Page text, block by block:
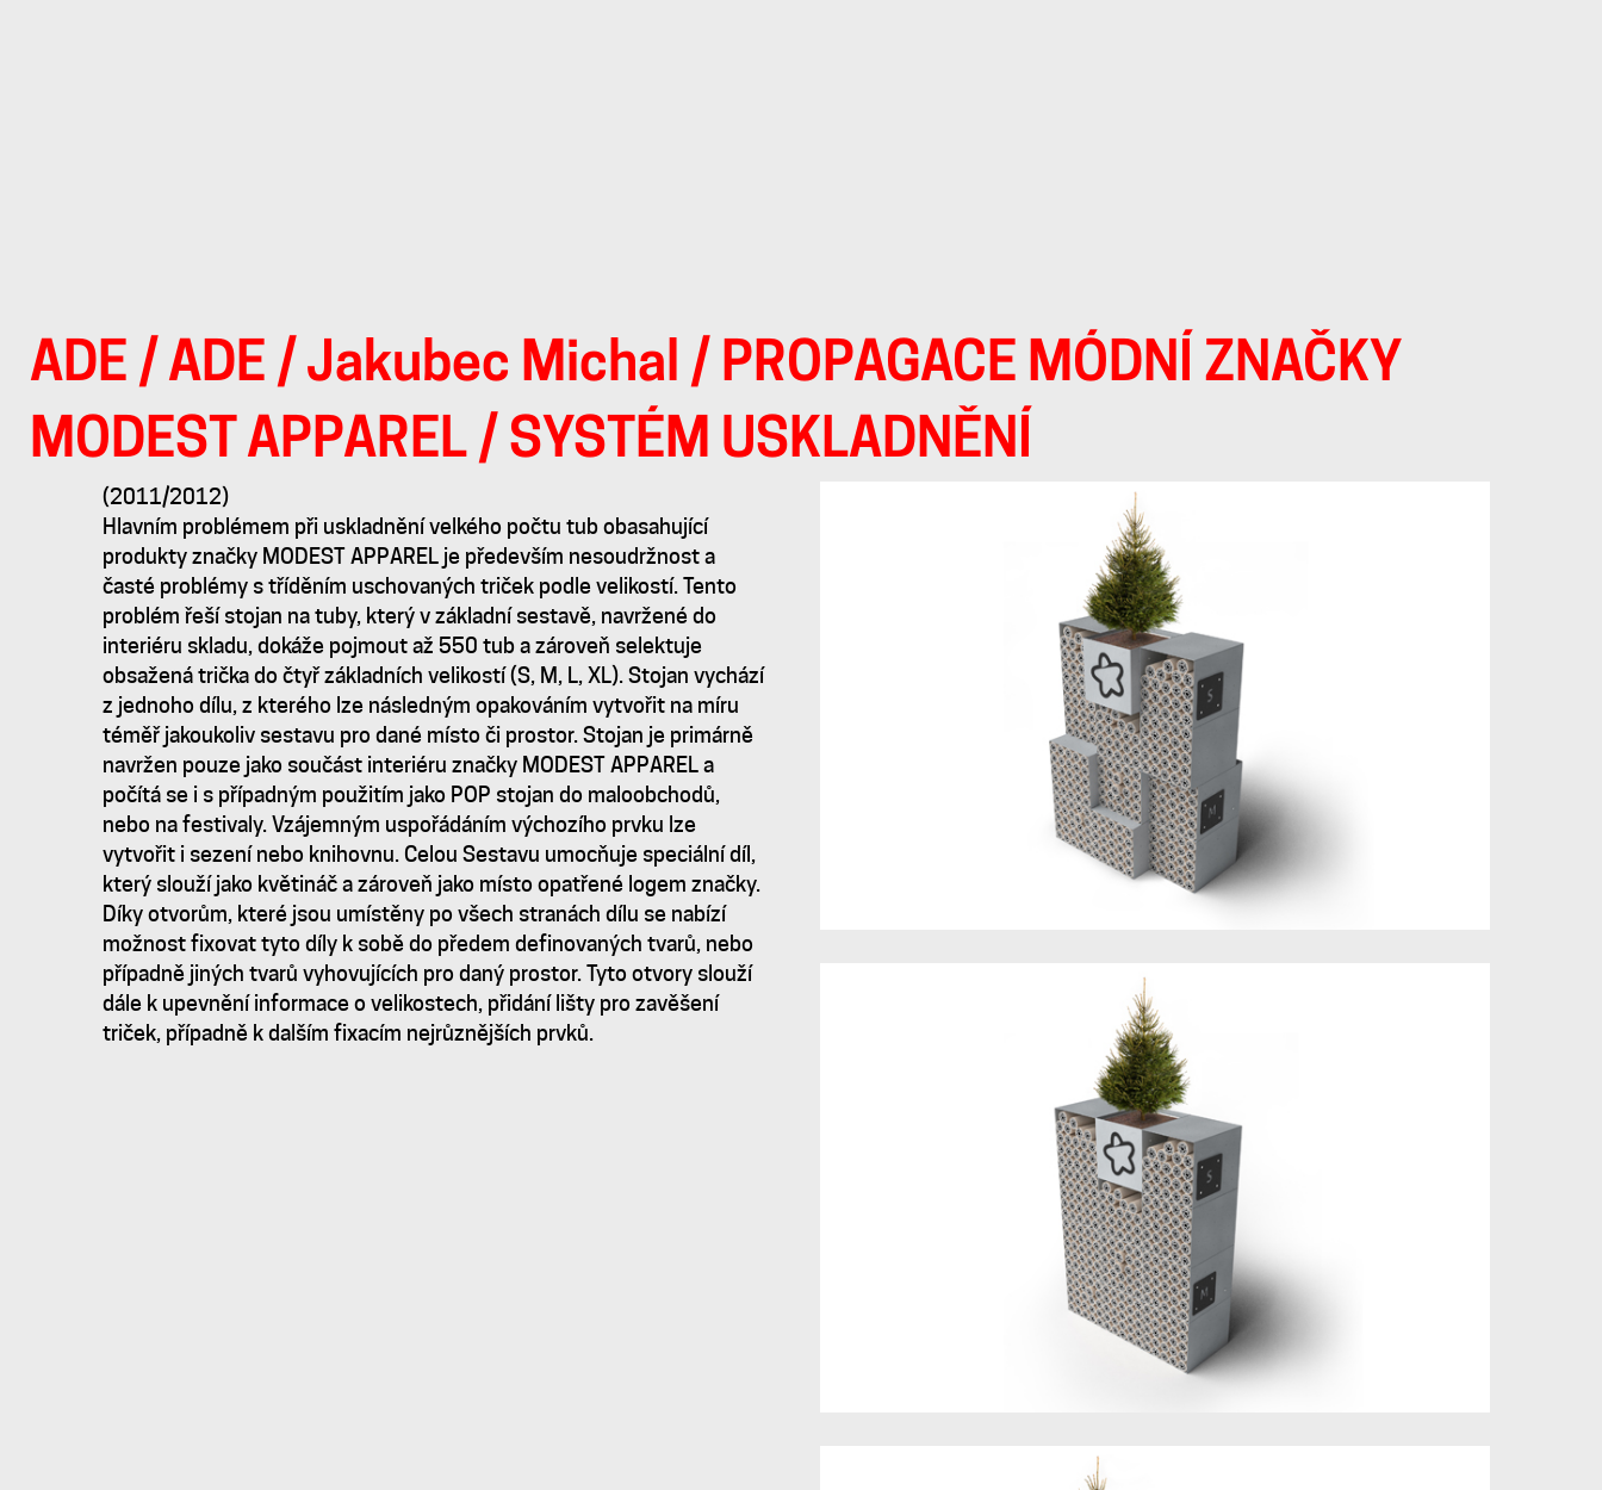
ADE / ADE / Jakubec Michal / PROPAGACE MÓDNÍ ZNAČKY
MODEST APPAREL / SYSTÉM USKLADNĚNÍ
PROPAGACE
MÓDNÍ
ZNAČKY
MODEST
APPAREL
SYSTÉM
USKLADNĚNÍ
(2011/2012)
Hlavním problémem při uskladnění velkého počtu tub obasahující
produkty značky MODEST APPAREL je především nesoudržnost a
časté problémy s tříděním uschovaných triček podle velikostí. Tento
problém řeší stojan na tuby, který v základní sestavě, navržené do
interiéru skladu, dokáže pojmout až 550 tub a zároveň selektuje
obsažená trička do čtyř základních velikostí (S, M, L, XL). Stojan vychází
z jednoho dílu, z kterého lze následným opakováním vytvořit na míru
téměř jakoukoliv sestavu pro dané místo či prostor. Stojan je primárně
navržen pouze jako součást interiéru značky MODEST APPAREL a
počítá se i s případným použitím jako POP stojan do maloobchodů,
nebo na festivaly. Vzájemným uspořádáním výchozího prvku lze
vytvořit i sezení nebo knihovnu. Celou Sestavu umocňuje speciální díl,
který slouží jako květináč a zároveň jako místo opatřené logem značky.
Díky otvorům, které jsou umístěny po všech stranách dílu se nabízí
možnost fixovat tyto díly k sobě do předem definovaných tvarů, nebo
případně jiných tvarů vyhovujících pro daný prostor. Tyto otvory slouží
dále k upevnění informace o velikostech, přidání lišty pro zavěšení
triček, případně k dalším fixacím nejrůznějších prvků.